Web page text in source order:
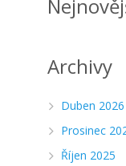
Archivy
Duben 2026
Prosinec
Říjen 2025